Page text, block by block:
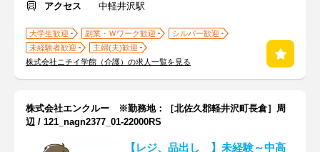
アクセス
中軽井沢駅
大学生歓迎 副業・Ｗワーク歓迎
シルバー歓迎
未経験者歓迎
主婦(夫)歓迎
株式会社ニチイ学館（介護）の求人一覧を見る
株式会社エンクルー ※勤務地：［北佐久郡軽井沢町長倉］周
辺 / 121_nagn2377_01-22000RS
【レジ、品出し 】未経験～中高